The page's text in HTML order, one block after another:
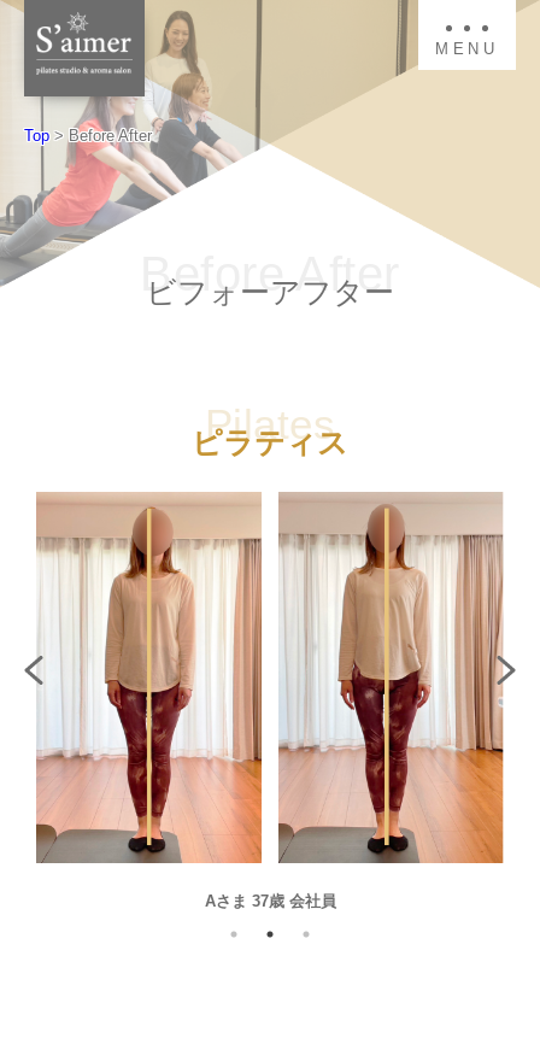
MENU
Top>Before After
Before After
ビフォーアフター
Pilates
ピラティス
Aさま 37歳 会社員